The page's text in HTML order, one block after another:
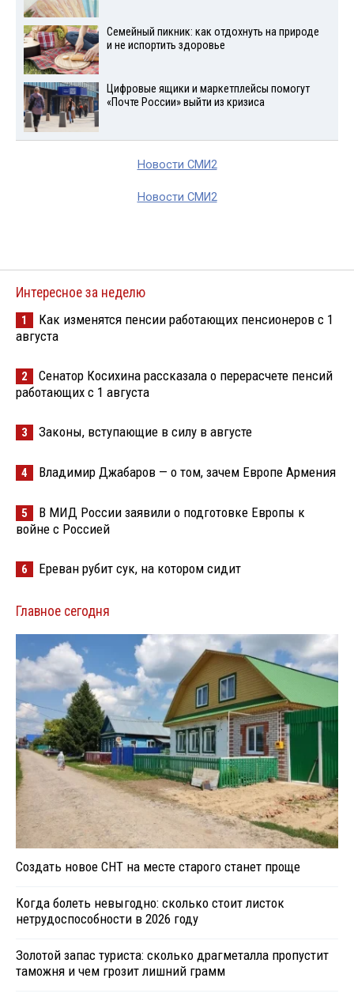
Семейный пикник: как отдохнуть на природе
и не испортить здоровье
Цифровые ящики и маркетплейсы помогут
«Почте России» выйти из кризиса
Новости СМИ2
Новости СМИ2
Интересное за неделю
1
Как изменятся пенсии работающих пенсионеров с 1
августа
2
Сенатор Косихина рассказала о перерасчете пенсий
работающих с 1 августа
3 Законы, вступающие в силу в августе
4 Владимир Джабаров — о том, зачем Европе Армения
5
В МИД России заявили о подготовке Европы к
войне с Россией
6 Ереван рубит сук, на котором сидит
Главное сегодня
Создать новое СНТ на месте старого станет проще
Когда болеть невыгодно: сколько стоит листок
нетрудоспособности в 2026 году
Золотой запас туриста: сколько драгметалла пропустит
таможня и чем грозит лишний грамм